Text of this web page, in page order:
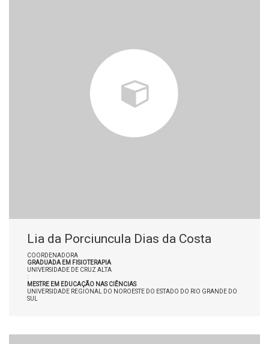
Lia da Porciuncula Dias da Costa
COORDENADORA
GRADUADA EM FISIOTERAPIA
UNIVERSIDADE DE CRUZ ALTA
:
MESTRE EM EDUCAÇÃO NAS CIÊNCIAS
UNIVERSIDADE REGIONAL DO NOROESTE DO ESTADO DO RIO GRANDE DO
SUL